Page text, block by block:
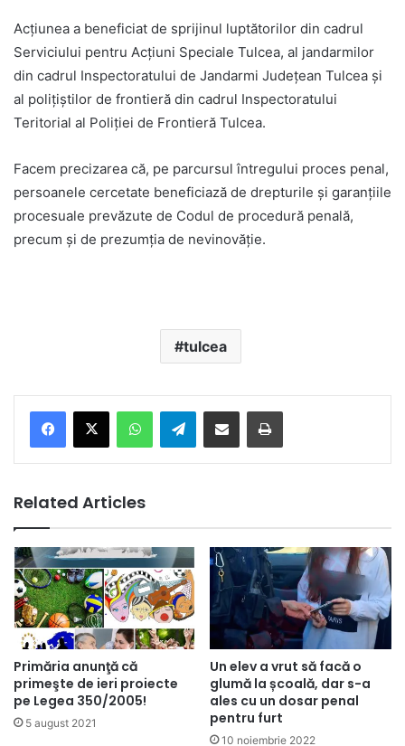
Acțiunea a beneficiat de sprijinul luptătorilor din cadrul
Serviciului pentru Acțiuni Speciale Tulcea, al jandarmilor
din cadrul Inspectoratului de Jandarmi Județean Tulcea și
al polițiștilor de frontieră din cadrul Inspectoratului
Teritorial al Poliției de Frontieră Tulcea.
Facem precizarea că, pe parcursul întregului proces penal,
persoanele cercetate beneficiază de drepturile şi garanțiile
procesuale prevăzute de Codul de procedură penală,
precum și de prezumția de nevinovăție.
tulcea
Telegram
Related Articles
Primăria anunţă că
primeşte de ieri proiecte
pe Legea 350/2005!
5 august 2021
Un elev a vrut să facă o
glumă la școală, dar s-a
ales cu un dosar penal
pentru furt
10 noiembrie 2022